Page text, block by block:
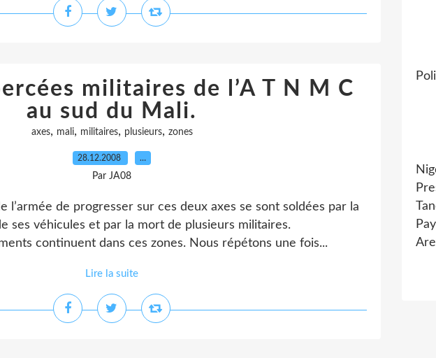
militaires de l’A T N M C
au sud du Mali.
axes, mali, militaires, plusieurs, zones
28.12.2008 …
Par JA08
l’armée de progresser sur ces deux axes se sont soldées par la
ses véhicules et par la mort de plusieurs militaires.
continuent dans ces zones. Nous répétons une fois...
Lire la suite